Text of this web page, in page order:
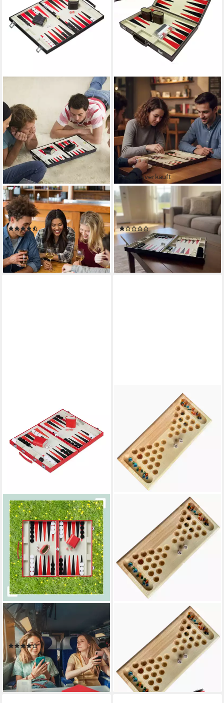
RELAXDAYS
Spielesammlung Backgammon
Koffer
(5)
19,99 € UVP39,99 €
-50%
lieferbar - in 2-3 Werktagen bei dir
Fast ausverkauft
RELAXDAYS
Spiel Brauner Backgammon
Koffer, Strategiespiel, braun
(1)
19,99 € UVP39,99 €
-50%
lieferbar - in 2-3 Werktagen bei dir
RELAXDAYS
Spiel Roter Backgammon
Koffer, Strategiespiel
(1)
16,99 € UVP39,99 €
-58%
lieferbar - in 2-3 Werktagen bei dir
MADERA SPIELZEUGE
Spielesammlung Meisterdieb
2 Personen Esche, Würfel
und Taktik Spiel, Made in
Germany
29,95 €
lieferbar - in 2-3 Werktagen bei dir